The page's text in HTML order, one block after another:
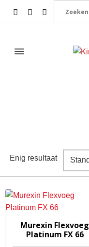
Enig resultaat
product
Murexin Flexvoeg
Platinum FX 66